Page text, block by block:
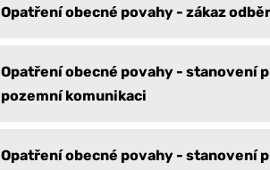
Opatření obecné povahy - zákaz
Opatření obecné povahy - stanovení
pozemní komunikaci
Opatření obecné povahy - stanovení